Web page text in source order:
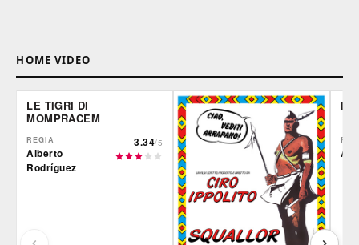
HOME VIDEO
LE TIGRI DI
MOMPRACEM
REGIA
Alberto
Rodríguez
3.34/5